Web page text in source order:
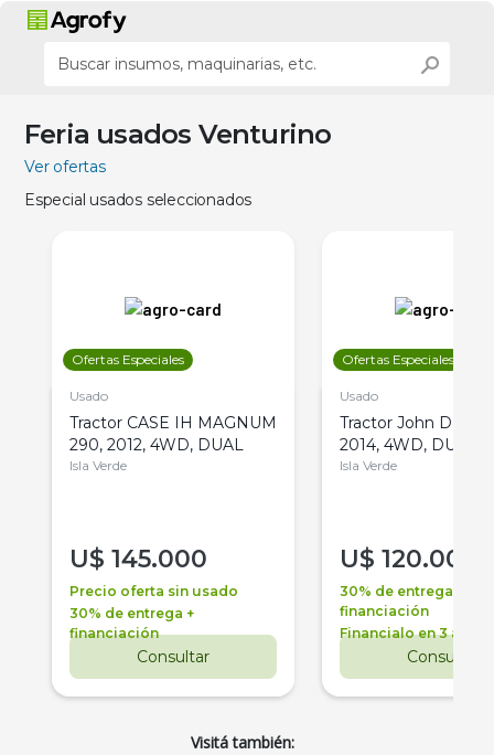
Feria usados Venturino
Ver ofertas
Especial usados seleccionados
Ofertas Especiales
Usado
Tractor CASE IH MAGNUM
290, 2012, 4WD, DUAL
Isla Verde
U$ 145.000
Precio oferta sin usado
30% de entrega +
financiación
Consultar
Ofertas Especiales
Usado
Tractor John Deere
2014, 4WD, DUAL
Isla Verde
U$ 120.000
30% de entrega +
financiación
Financialo en 3 años
Consultar
Visitá también: